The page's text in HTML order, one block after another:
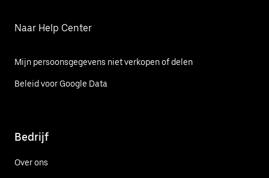
Naar Help Center
Mijn persoonsgegevens niet verkopen of delen
Beleid voor Google Data
Bedrijf
Over ons